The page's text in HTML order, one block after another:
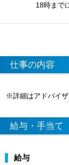
18時まで
仕事の内容
※詳細はアドバイザ
給与・手当て
給与